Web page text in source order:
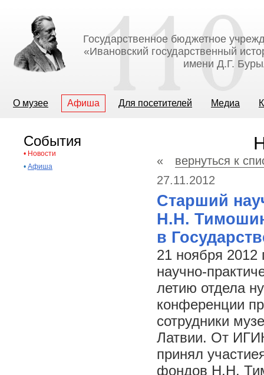
Государственное бюджетное
«Ивановский государственный
имени Д.Г.
О музее Афиша Для посетителей Медиа
События
• Новости
• Афиша « вернуться к
27.11.2012
Старший
Н.Н.
в
21 ноября 2012
научно-
летию отдела
конференции
сотрудники
Латвии. От
принял
фондов Н.Н.